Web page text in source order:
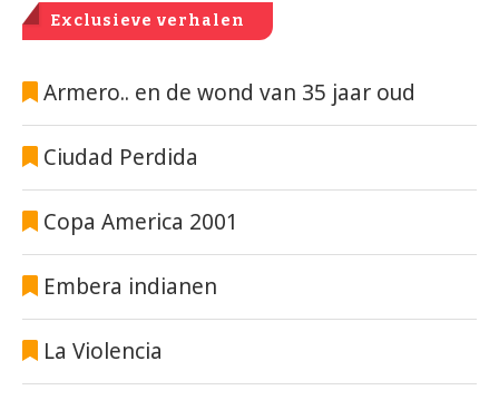
Exclusieve verhalen
Armero.. en de wond van 35 jaar oud
Ciudad Perdida
Copa America 2001
Embera indianen
La Violencia